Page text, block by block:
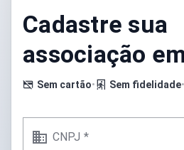
Cadastre sua
associação
Sem cartão• Sem fidelidade•
CNPJ *